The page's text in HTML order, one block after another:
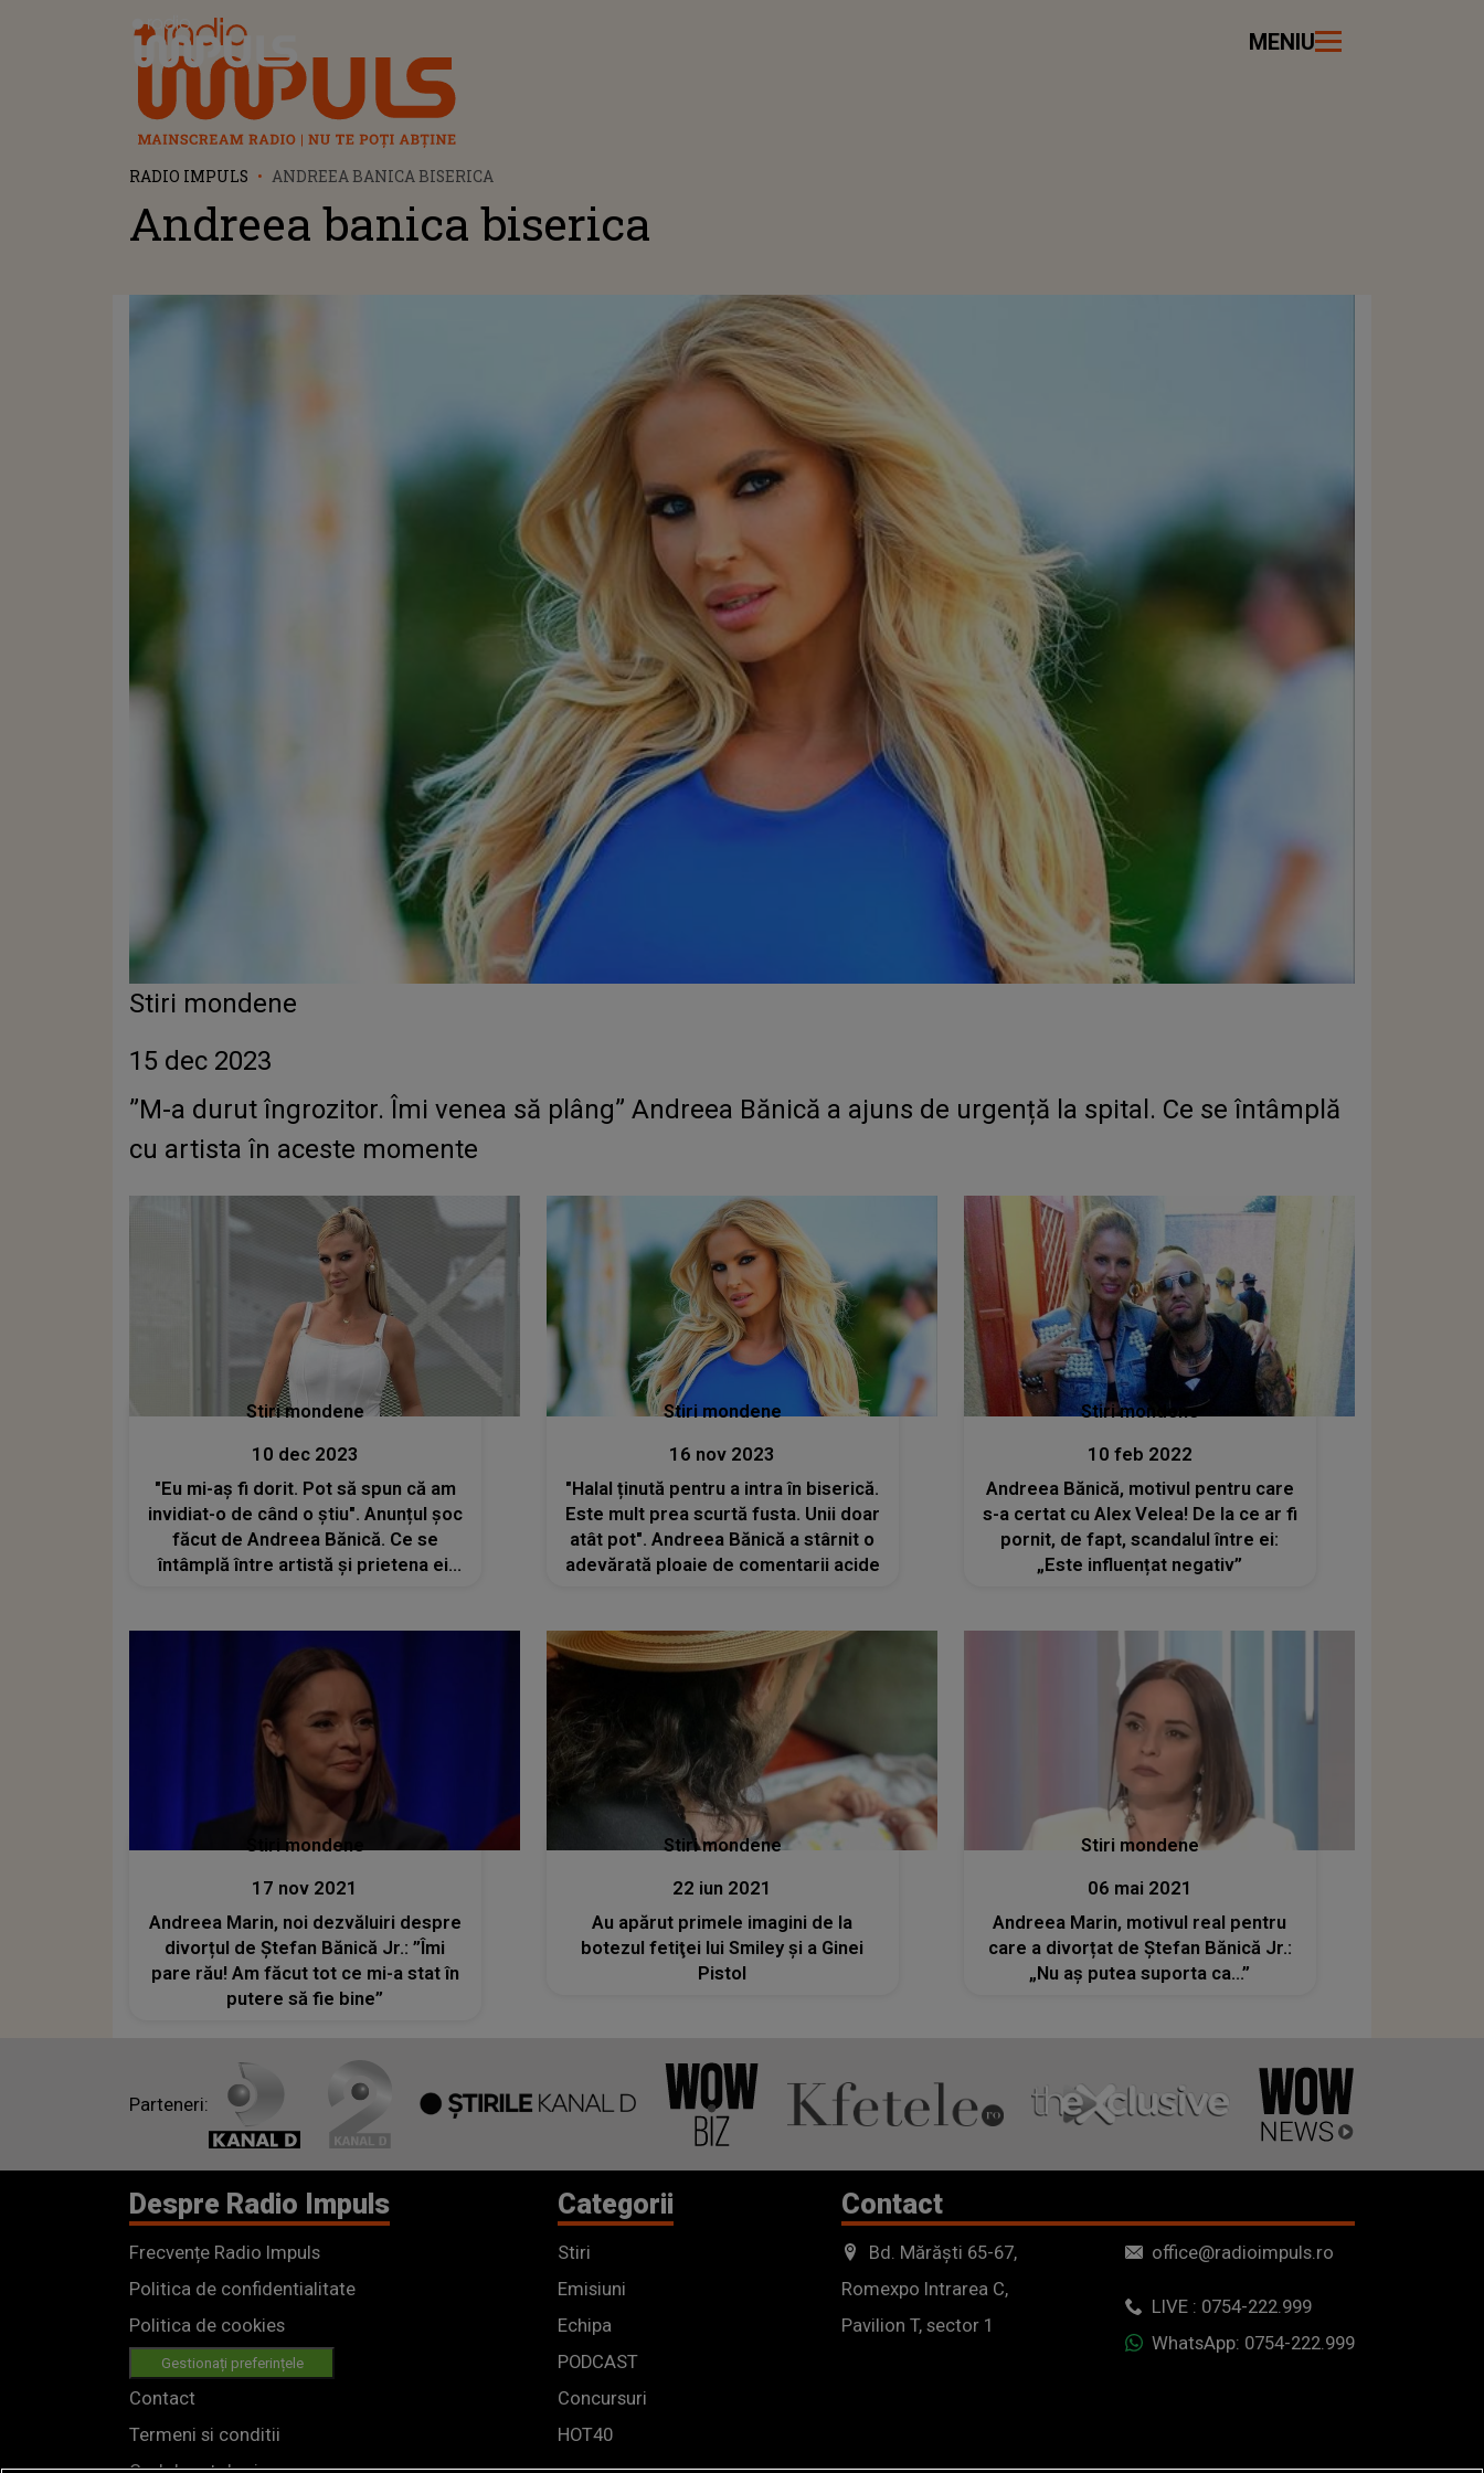
Radio Impuls MENIU
RADIO IMPULS ANDREEA BANICA BISERICA
Andreea banica biserica
Stiri mondene
15 dec 2023
”M-a durut îngrozitor. Îmi venea să plâng” Andreea Bănică a ajuns de urgență la spital. Ce se întâmplă
cu artista în aceste momente
Stiri mondene
10 dec 2023
"Eu mi-aș fi dorit. Pot să spun că am
invidiat-o de când o știu". Anunțul șoc
făcut de Andreea Bănică. Ce se
întâmplă între artistă și prietena ei,
Stiri mondene
16 nov 2023
"Halal ținută pentru a intra în biserică.
Este mult prea scurtă fusta. Unii doar
atât pot". Andreea Bănică a stârnit o
adevărată ploaie de comentarii acide
Stiri mondene
10 feb 2022
Andreea Bănică, motivul pentru care
s-a certat cu Alex Velea! De la ce ar fi
pornit, de fapt, scandalul între ei:
„Este influențat negativ”
Stiri mondene
17 nov 2021
Andreea Marin, noi dezvăluiri despre
divorțul de Ștefan Bănică Jr.: ”Îmi
pare rău! Am făcut tot ce mi-a stat în
putere să fie bine”
Stiri mondene
22 iun 2021
Au apărut primele imagini de la
botezul fetiţei lui Smiley şi a Ginei
Pistol
Stiri mondene
06 mai 2021
Andreea Marin, motivul real pentru
care a divorțat de Ștefan Bănică Jr.:
„Nu aș putea suporta ca...”
Parteneri:
Despre Radio Impuls
Frecvențe Radio Impuls
Politica de confidentialitate
Politica de cookies
Gestionați preferințele
Contact
Termeni si conditii
Categorii
Stiri
Emisiuni
Echipa
PODCAST
Concursuri
HOT40
Contact
Bd. Mărăști 65-67,
Romexpo Intrarea C,
Pavilion T, sector 1
office@radioimpuls.ro
LIVE : 0754-222.999
WhatsApp: 0754-222.999